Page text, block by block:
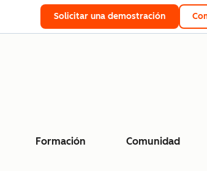
Solicitar una demostración
Formación Comunidad